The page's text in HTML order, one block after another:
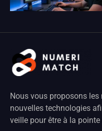
Nous vous proposons
nouvelles technologies
veille pour être à la